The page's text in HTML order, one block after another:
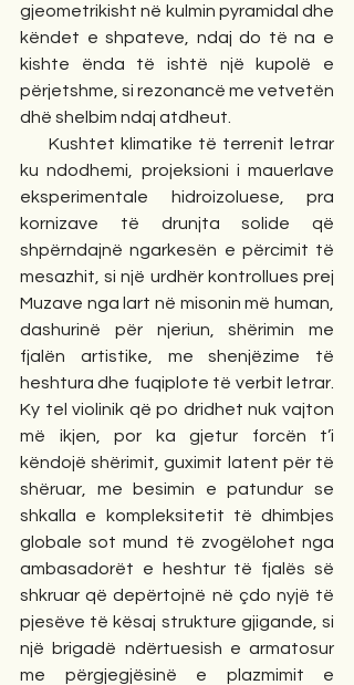
gjeometrikisht në kulmin pyramidal dhe
këndet e shpateve, ndaj do të na e
kishte ënda të ishtë një kupolë e
përjetshme, si rezonancë me vetvetën
dhë shelbim ndaj atdheut.
ku ndodhemi, projeksioni i mauerlave
eksperimentale hidroizoluese, pra
kornizave të drunjta solide që
shpërndajnë ngarkesën e përcimit të
mesazhit, si një urdhër kontrollues prej
Muzave nga lart në misonin më human,
dashurinë për njeriun, shërimin me
fjalën artistike, me shenjëzime të
heshtura dhe fuqiplote të verbit letrar.
Ky tel violinik që po dridhet nuk vajton
më ikjen, por ka gjetur forcën t’i
këndojë shërimit, guximit latent për të
shëruar, me besimin e patundur se
shkalla e kompleksitetit të dhimbjes
globale sot mund të zvogëlohet nga
ambasadorët e heshtur të fjalës së
shkruar që depërtojnë në çdo nyjë të
pjesëve të kësaj strukture gjigande, si
një brigadë ndërtuesish e armatosur
me përgjegjësinë e plazmimit e